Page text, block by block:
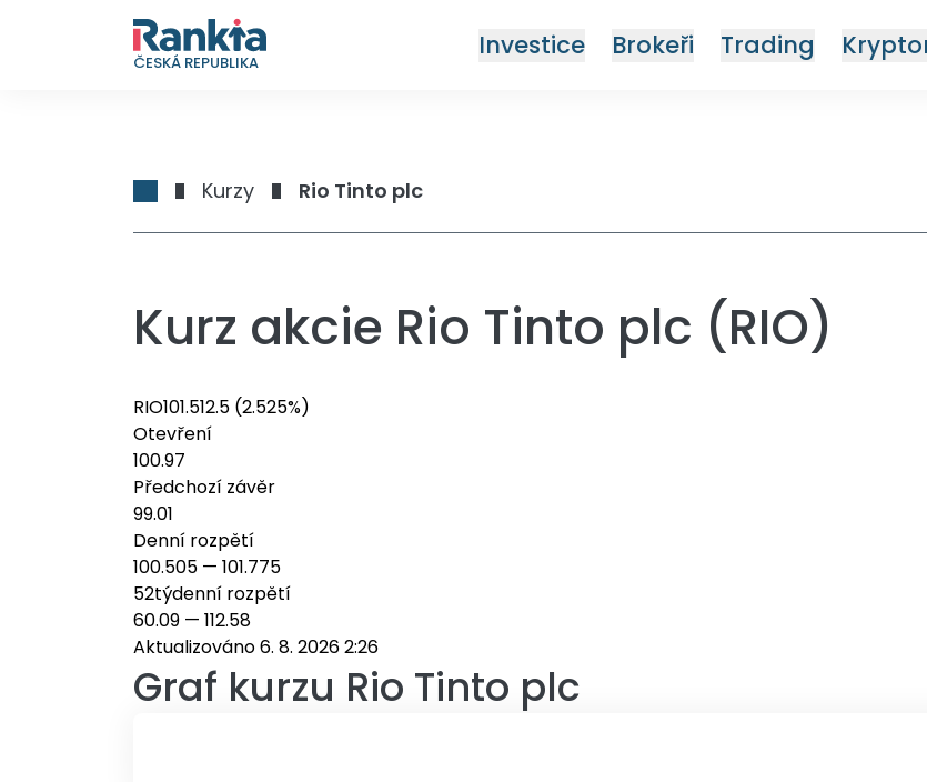
ČESKÁ REPUBLIKA
Investice Brokeři Trading
Kurzy Rio Tinto plc
Kurz akcie Rio Tinto plc (RIO)
RIO101.512.5 (2.525%)
Otevření
100.97
Předchozí závěr
99.01
Denní rozpětí
100.505 — 101.775
52týdenní rozpětí
60.09 — 112.58
Aktualizováno 6. 8. 2026 2:26
Graf kurzu Rio Tinto plc